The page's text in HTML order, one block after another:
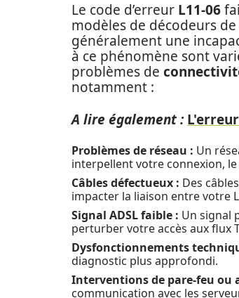
Le code d’erreur L11-06
modèles de décodeurs
généralement une
à ce phénomène sont
problèmes de
notamment :
A lire également :
Problèmes de réseau : Un
interpellent votre connexion, le
Câbles défectueux : Des
impacter la liaison entre votre
Signal ADSL faible : Un signal
perturber votre accès aux flux
Dysfonctionnements
diagnostic plus approfondi.
Interventions de pare-feu ou
communication avec les